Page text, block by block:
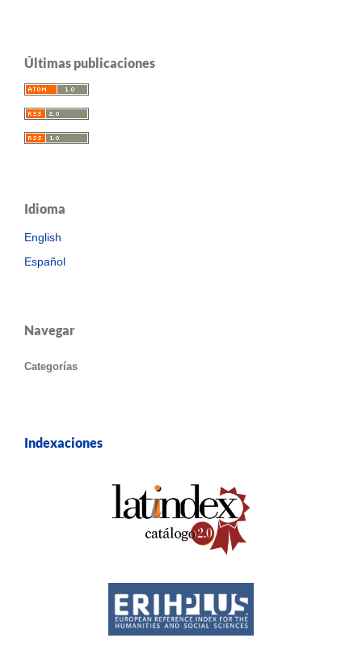
Últimas publicaciones
Idioma
English
Español
Navegar
Categorías
Indexaciones